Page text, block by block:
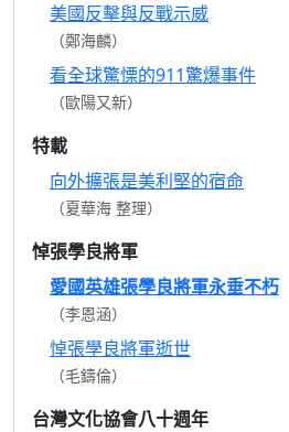
美國反擊與反戰示威
（鄭海麟）
看全球驚慄的911驚爆事件
（歐陽又新）
特載
向外擴張是美利堅的宿命
（夏華海 整理）
悼張學良將軍
愛國英雄張學良將軍永垂不朽
（李恩涵）
悼張學良將軍逝世
（毛鑄倫）
台灣文化協會八十週年